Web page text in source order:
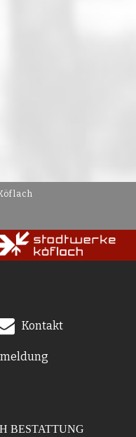
Kontakt
BESTATTUNG